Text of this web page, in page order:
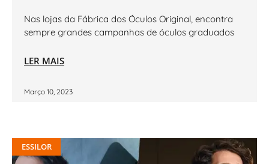
Nas lojas da Fábrica dos Óculos Original, encontra
sempre grandes campanhas de óculos graduados
LER MAIS
Março 10, 2023
ESSILOR